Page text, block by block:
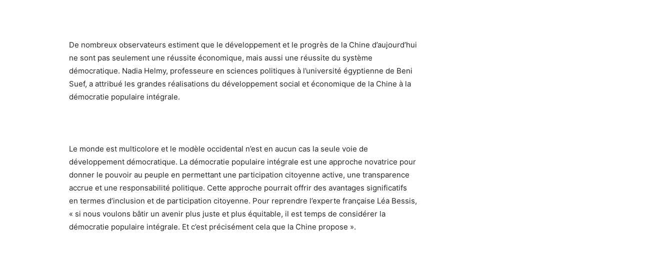
De nombreux observateurs estiment que le développement et le progrès de la Chine d’aujourd’hui
ne sont pas seulement une réussite économique, mais aussi une réussite du système
démocratique. Nadia Helmy, professeure en sciences politiques à l’université égyptienne de Beni
Suef, a attribué les grandes réalisations du développement social et économique de la Chine à la
démocratie populaire intégrale.
Le monde est multicolore et le modèle occidental n’est en aucun cas la seule voie de
développement démocratique. La démocratie populaire intégrale est une approche novatrice pour
donner le pouvoir au peuple en permettant une participation citoyenne active, une transparence
accrue et une responsabilité politique. Cette approche pourrait offrir des avantages significatifs
en termes d’inclusion et de participation citoyenne. Pour reprendre l’experte française Léa Bessis,
« si nous voulons bâtir un avenir plus juste et plus équitable, il est temps de considérer la
démocratie populaire intégrale. Et c’est précisément cela que la Chine propose ».